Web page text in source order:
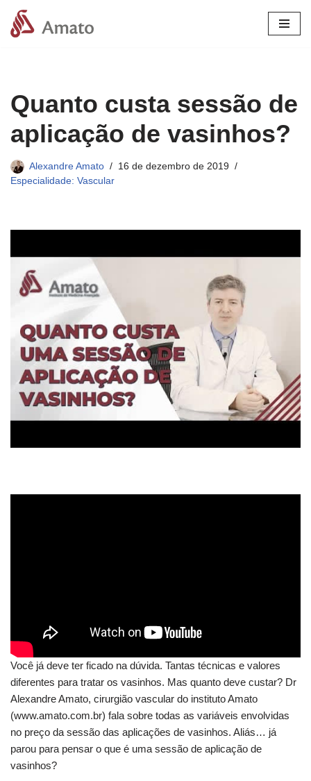
Pular
Quanto custa sessão de
aplicação de vasinhos?
Alexandre Amato
16 de dezembro de 2019
Especialidade: Vascular
Você já deve ter ficado na dúvida. Tantas técnicas e valores
diferentes para tratar os vasinhos. Mas quanto deve custar? Dr
Alexandre Amato, cirurgião vascular do instituto Amato
(www.amato.com.br) fala sobre todas as variáveis envolvidas
no preço da sessão das aplicações de vasinhos. Aliás… já
parou para pensar o que é uma sessão de aplicação de
vasinhos?